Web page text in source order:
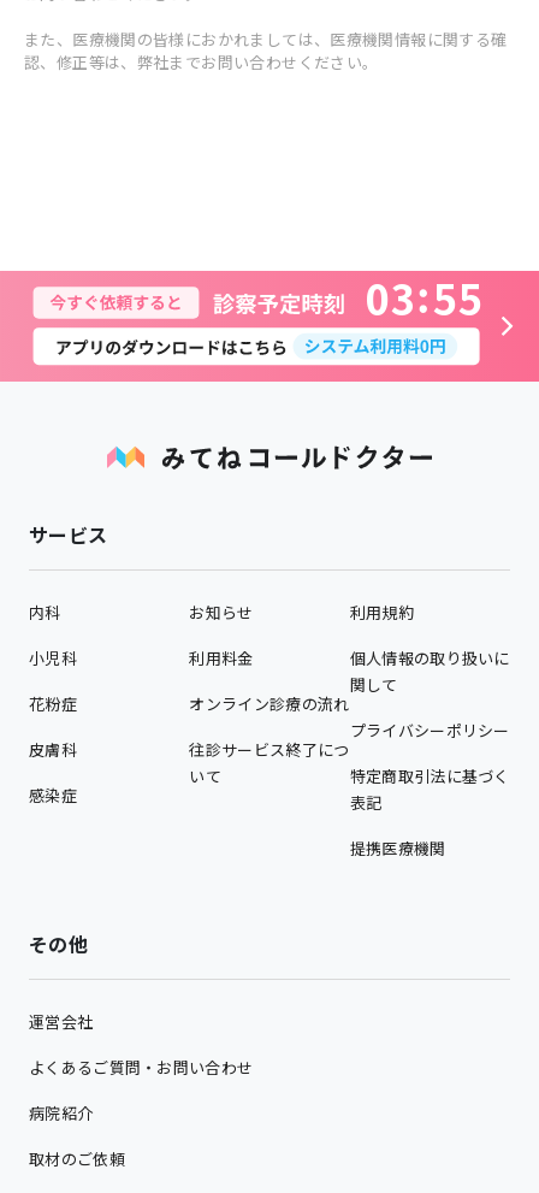
また、医療機関の皆様におかれましては、医療機関情報に関する確
認、修正等は、弊社までお問い合わせください。
03 55
サービス
内科
小児科
花粉症
皮膚科
感染症
お知らせ
利用料金
オンライン診療の流れ
往診サービス終了につ
いて
利用規約
個人情報の取り扱いに
関して
プライバシーポリシー
特定商取引法に基づく
表記
提携医療機関
その他
運営会社
よくあるご質問・お問い合わせ
病院紹介
取材のご依頼